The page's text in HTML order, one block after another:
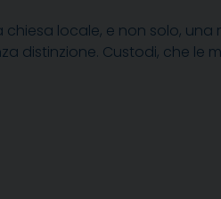
locale, e non solo,
distinzione. Custodi, che le